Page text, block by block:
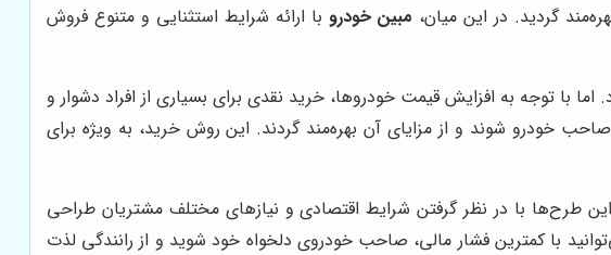
گردید. در این میان، مبین خودرو با ارائه شرایط استثنایی و متنوع فروش
با توجه به افزایش قیمت خودروها، خرید نقدی برای بسیاری از افراد دشوار و
خودرو شوند و از مزایای آن بهره‌مند گردند. این روش خرید، به ویژه برای
طرح‌ها با در نظر گرفتن شرایط اقتصادی و نیازهای مختلف مشتریان طراحی
با کمترین فشار مالی، صاحب خودروی دلخواه خود شوید و از رانندگی لذت